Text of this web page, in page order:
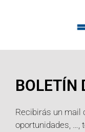
BOLETÍN
Recibirás un mail
oportunidades, …,